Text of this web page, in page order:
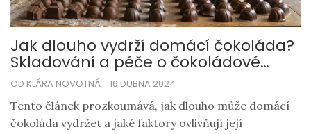
Jak dlouho vydrží domácí čokoláda?
Skladování a péče o čokoládové
pochoutky
OD KLÁRA NOVOTNÁ 16 DUBNA 2024
Tento článek prozkoumává, jak dlouho může domácí
čokoláda vydržet a jaké faktory ovlivňují její